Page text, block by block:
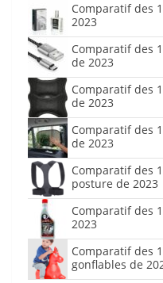
Comparatif des
2023
Comparatif des
de 2023
Comparatif des
de 2023
Comparatif des
de 2023
Comparatif des
posture de 2023
Comparatif des
2023
Comparatif des
gonflables de